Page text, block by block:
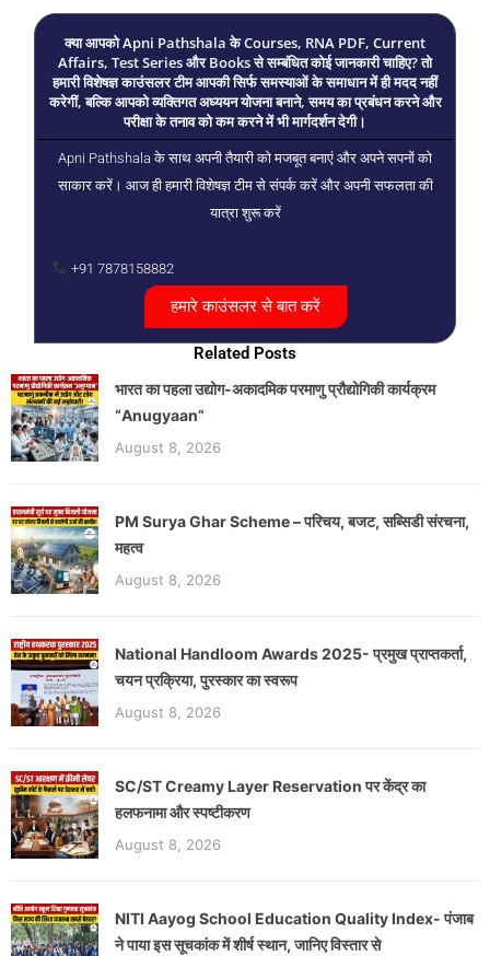
क्या आपको Apni Pathshala के Courses, RNA PDF, Current
Affairs, Test Series और Books से सम्बंधित कोई जानकारी चाहिए? तो
हमारी विशेषज्ञ काउंसलर टीम आपकी सिर्फ समस्याओं के समाधान में ही मदद नहीं
करेगीं, बल्कि आपको व्यक्तिगत अध्ययन योजना बनाने, समय का प्रबंधन करने और
परीक्षा के तनाव को कम करने में भी मार्गदर्शन देगी।
Apni Pathshala के साथ अपनी तैयारी को मजबूत बनाएं और अपने सपनों को
साकार करें। आज ही हमारी विशेषज्ञ टीम से संपर्क करें और अपनी सफलता की
यात्रा शुरू करें
+91 7878158882
हमारे काउंसलर से बात करें
Related Posts
भारत का पहला उद्योग-अकादमिक परमाणु प्रौद्योगिकी कार्यक्रम
“Anugyaan”
August 8, 2026
PM Surya Ghar Scheme – परिचय, बजट, सब्सिडी संरचना,
महत्व
August 8, 2026
National Handloom Awards 2025- प्रमुख प्राप्तकर्ता,
चयन प्रक्रिया, पुरस्कार का स्वरूप
August 8, 2026
SC/ST Creamy Layer Reservation पर केंद्र का
हलफनामा और स्पष्टीकरण
August 8, 2026
NITI Aayog School Education Quality Index- पंजाब
ने पाया इस सूचकांक में शीर्ष स्थान, जानिए विस्तार से